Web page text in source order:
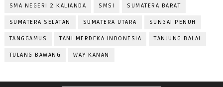
SMA NEGERI 2 KALIANDA SMSI SUMATERA BARAT
SUMATERA SELATAN SUMATERA UTARA SUNGAI PENUH
TANGGAMUS TANI MERDEKA INDONESIA TANJUNG BALAI
TULANG BAWANG WAY KANAN